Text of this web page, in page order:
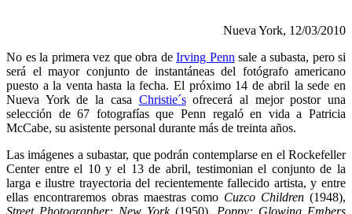
Nueva York, 12/03/2010
No es la primera vez que obra de Irving Pennsale a subasta, pero si
será el mayor conjunto de instantáneas del fotógrafo americano
puesto a la venta hasta la fecha. El próximo 14 de abril la sede en
Nueva York de la casa Christie´sofrecerá al mejor postor una
selección de 67 fotografías que Penn regaló en vida a Patricia
McCabe, su asistente personal durante más de treinta años.
Las imágenes a subastar, que podrán contemplarse en el Rockefeller
Center entre el 10 y el 13 de abril, testimonian el conjunto de la
larga e ilustre trayectoria del recientemente fallecido artista, y entre
ellas encontraremos obras maestras como Cuzco Children (1948),